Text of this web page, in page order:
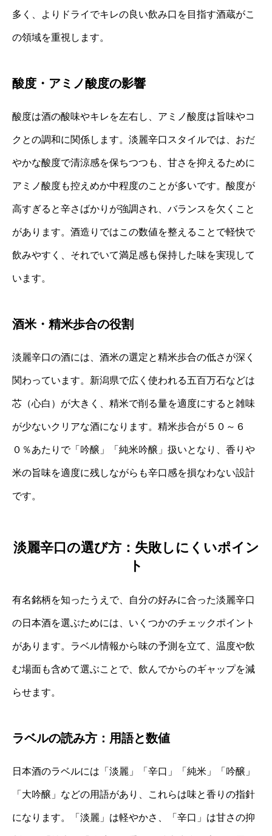
多く、よりドライでキレの良い飲み口を目指す酒蔵がこ
の領域を重視します。
酸度・アミノ酸度の影響
酸度は酒の酸味やキレを左右し、アミノ酸度は旨味やコ
クとの調和に関係します。淡麗辛口スタイルでは、おだ
やかな酸度で清涼感を保ちつつも、甘さを抑えるために
アミノ酸度も控えめか中程度のことが多いです。酸度が
高すぎると辛さばかりが強調され、バランスを欠くこと
があります。酒造りではこの数値を整えることで軽快で
飲みやすく、それでいて満足感も保持した味を実現して
います。
酒米・精米歩合の役割
淡麗辛口の酒には、酒米の選定と精米歩合の低さが深く
関わっています。新潟県で広く使われる五百万石などは
芯（心白）が大きく、精米で削る量を適度にすると雑味
が少ないクリアな酒になります。精米歩合が５０～６
０％あたりで「吟醸」「純米吟醸」扱いとなり、香りや
米の旨味を適度に残しながらも辛口感を損なわない設計
です。
淡麗辛口の選び方：失敗しにくいポイン
ト
有名銘柄を知ったうえで、自分の好みに合った淡麗辛口
の日本酒を選ぶためには、いくつかのチェックポイント
があります。ラベル情報から味の予測を立て、温度や飲
む場面も含めて選ぶことで、飲んでからのギャップを減
らせます。
ラベルの読み方：用語と数値
日本酒のラベルには「淡麗」「辛口」「純米」「吟醸」
「大吟醸」などの用語があり、これらは味と香りの指針
になります。「淡麗」は軽やかさ、「辛口」は甘さの抑